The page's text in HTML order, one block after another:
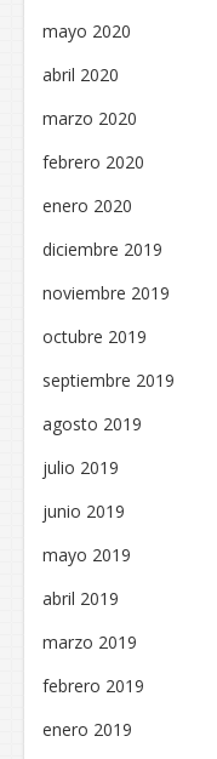
mayo 2020
abril 2020
marzo 2020
febrero 2020
enero 2020
diciembre 2019
noviembre 2019
octubre 2019
septiembre 2019
agosto 2019
julio 2019
junio 2019
mayo 2019
abril 2019
marzo 2019
febrero 2019
enero 2019